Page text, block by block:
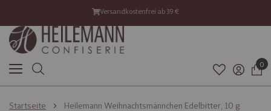
Versandkostenfrei ab 39 €
Optionalen Kühlversand ab 21°C mitbestellen – Versandstopp bei >25°C
Versand mit DHL GoGreen
0
Startseite Heilemann Weihnachtsmännchen Edelbitter, 10 g